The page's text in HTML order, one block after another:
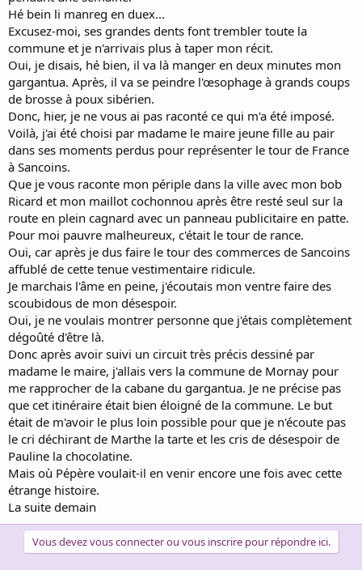
Hé bein li manreg en duex...
Excusez-moi, ses grandes dents font trembler toute la
commune et je n'arrivais plus à taper mon récit.
Oui, je disais, hé bien, il va là manger en deux minutes mon
gargantua. Après, il va se peindre l'œsophage à grands coups
de brosse à poux sibérien.
Donc, hier, je ne vous ai pas raconté ce qui m'a été imposé.
Voilà, j'ai été choisi par madame le maire jeune fille au pair
dans ses moments perdus pour représenter le tour de France
à Sancoins.
Que je vous raconte mon périple dans la ville avec mon bob
Ricard et mon maillot cochonnou après être resté seul sur la
route en plein cagnard avec un panneau publicitaire en patte.
Pour moi pauvre malheureux, c'était le tour de rance.
Oui, car après je dus faire le tour des commerces de Sancoins
affublé de cette tenue vestimentaire ridicule.
Je marchais l'âme en peine, j'écoutais mon ventre faire des
scoubidous de mon désespoir.
Oui, je ne voulais montrer personne que j'étais complètement
dégoûté d'être là.
Donc après avoir suivi un circuit très précis dessiné par
madame le maire, j'allais vers la commune de Mornay pour
me rapprocher de la cabane du gargantua. Je ne précise pas
que cet itinéraire était bien éloigné de la commune. Le but
était de m'avoir le plus loin possible pour que je n'écoute pas
le cri déchirant de Marthe la tarte et les cris de désespoir de
Pauline la chocolatine.
Mais où Pépère voulait-il en venir encore une fois avec cette
étrange histoire.
La suite demain
Vous devez vous connecter ou vous inscrire pour répondre ici.